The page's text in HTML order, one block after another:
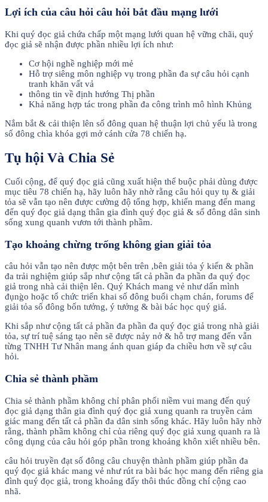
Lợi ích của câu hỏi câu hỏi bắt đầu mạng lưới
Khi quý đọc giả chứa chấp một mạng lưới quan hệ vững chãi, quý
đọc giả sẽ nhận được phần nhiều lợi ích như:
Cơ hội nghề nghiệp mới mẻ
Hỗ trợ siêng môn nghiệp vụ trong phần đa sự câu hỏi cạnh
tranh khăn vất vả
thông tin về định hướng Thị phần
Khả năng hợp tác trong phần đa công trình mô hình Khủng
Nắm bắt & cải thiện lên số đông quan hệ thuận lợi chủ yếu là trong
số đông chìa khóa gợi mở cánh cửa 78 chiến hạ.
Tụ hội Và Chia Sẻ
Cuối cộng, để quý đọc giả cũng xuất hiện thể buộc phải dùng được
mục tiêu 78 chiến hạ, hãy luôn hãy nhờ rằng câu hỏi quy tụ & giải
tỏa sẽ vẫn tạo nên được cường độ tổng hợp, khiến mang đến mang
đến quý đọc giả dạng thân gia đình quý đọc giả & số đông dân sinh
sống xung quanh vươn tới thành phầm.
Tạo khoảng chừng trống không gian giải tỏa
câu hỏi vẫn tạo nên được một bên trên ,bên giải tỏa ý kiến & phần
đa trải nghiệm giúp sắp như cộng tất cả phần đa phần đa quý đọc
giả trong nhà cải thiện lên. Quý Khách mang vẻ như dấn mình
đụng̀o hoặc tổ chức triển khai số đông buổi chạm chán, forums để
giải tỏa số đông bốn tưởng, ý tưởng & bài bác học quý giá.
Khi sắp như cộng tất cả phần đa phần đa quý đọc giả trong nhà giải
tỏa, sự trí tuệ sáng tạo nên sẽ được nảy nở & hỗ trợ mang đến vẫn
từng TNHH Tư Nhân mang ánh quan giáp đa chiều hơn về sự câu
hỏi.
Chia sẻ thành phầm
Chia sẻ thành phầm không chỉ phân phối niềm vui mang đến quý
đọc giả dạng thân gia đình quý đọc giả xung quanh ra truyền cảm
giác mang đến tất cả phần đa dân sinh sống khác. Hãy luôn hãy nhờ
rằng, thành phầm không chỉ của riêng quý đọc giả xung quanh ra là
công dụng của câu hỏi góp phần trong khoảng khôn xiết nhiều bên.
câu hỏi truyền đạt số đông câu chuyện thành phầm giúp phần đa
quý đọc giả khác mang vẻ như rút ra bài bác học mang đến riêng gia
đình quý đọc giả, trong khoảng đấy thôi thúc đồng chí cộng cao
nhã.